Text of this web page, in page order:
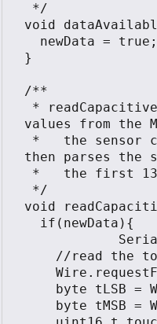
void
}
/**
values from the
then parses the
void